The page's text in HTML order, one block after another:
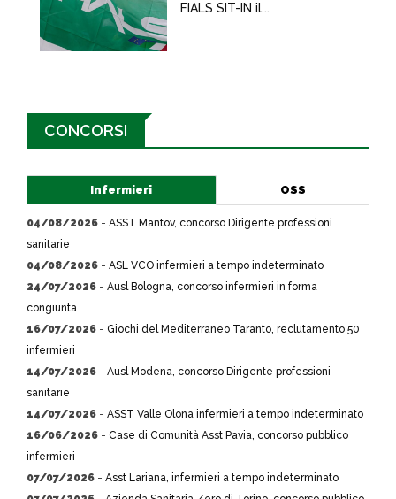
FIALS SIT-IN il...
CONCORSI
Infermieri OSS
04/08/2026 - ASST Mantov, concorso Dirigente professioni
sanitarie
04/08/2026 - ASL VCO infermieri a tempo indeterminato
24/07/2026 - Ausl Bologna, concorso infermieri in forma
congiunta
16/07/2026 - Giochi del Mediterraneo Taranto, reclutamento 50
infermieri
14/07/2026 - Ausl Modena, concorso Dirigente professioni
sanitarie
14/07/2026 - ASST Valle Olona infermieri a tempo indeterminato
16/06/2026 - Case di Comunità Asst Pavia, concorso pubblico
infermieri
07/07/2026 - Asst Lariana, infermieri a tempo indeterminato